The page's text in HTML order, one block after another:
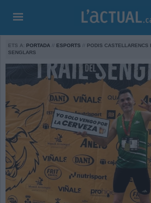
ETS A: PORTADA // ESPORTS // PODIS CASTELLARENCS
SENGLARS